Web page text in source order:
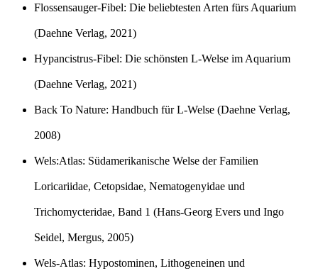
Flossensauger-Fibel: Die beliebtesten Arten fürs Aquarium
(Daehne Verlag, 2021)
Hypancistrus-Fibel: Die schönsten L-Welse im Aquarium
(Daehne Verlag, 2021)
Back To Nature: Handbuch für L-Welse (Daehne Verlag,
2008)
Wels:Atlas: Südamerikanische Welse der Familien
Loricariidae, Cetopsidae, Nematogenyidae und
Trichomycteridae, Band 1 (Hans-Georg Evers und Ingo
Seidel, Mergus, 2005)
Wels-Atlas: Hypostominen, Lithogeneinen und